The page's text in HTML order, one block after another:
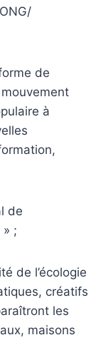
de
à
de
;
de l’écologie
créatifs
les
maisons